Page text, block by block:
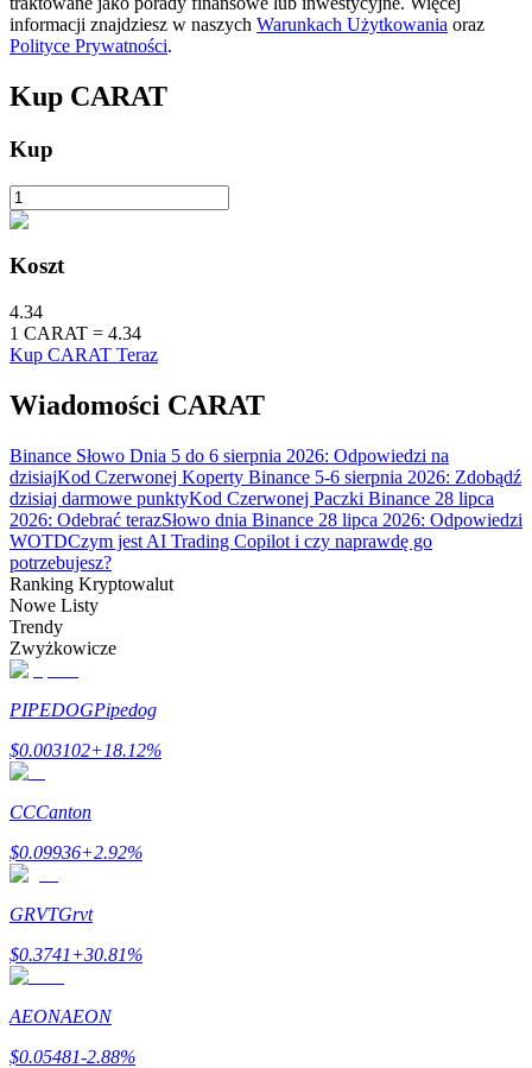
Stawianie
Launchpool
Elastyczne stawianie zakładów, aby zarabiać na popularnych
Ekskluzywne inwestycje dla posiadaczy BTR
Pożyczki
informacji znajdziesz w naszych Warunkach Użytkowania oraz
Polityce Prywatności.
Kup CARAT
Kup
Koszt
4.34
1 CARAT = 4.34
Kup CARAT Teraz
Wiadomości CARAT
Binance Słowo Dnia 5 do 6 sierpnia 2026: Odpowiedzi na
dzisiajKod Czerwonej Koperty Binance 5-6 sierpnia 2026: Zdobądź
dzisiaj darmowe punktyKod Czerwonej Paczki Binance 28 lipca
2026: Odebrać terazSłowo dnia Binance 28 lipca 2026: Odpowiedzi
WOTDCzym jest AI Trading Copilot i czy naprawdę go
potrzebujesz?
Ranking Kryptowalut
Nowe Listy
Trendy
Zwyżkowicze
PIPEDOGPipedog
$0.003102+18.12%
CCCanton
$0.09936+2.92%
GRVTGrvt
$0.3741+30.81%
AEONAEON
$0.05481-2.88%